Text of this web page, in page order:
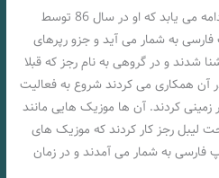
بيوگرافي خشایار اس آر این گونه ادامه می یابد که او در سال 86 توسط
به شمار می آید و جزو رپرهای
شدند و در گروهی به نام رجز که قبلا
همکاری می کردند شروع به فعالیت
کردند. آن ها موزیک هایی مانند
لیبل رجز کار کردند که موزیک های
به شمار می آمدند و در زمان